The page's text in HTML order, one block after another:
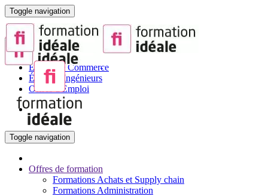
Toggle navigation
Sites partenaires :
BTS
Écoles de Commerce
Écoles d'Ingénieurs
Offres d'Emploi
Toggle navigation
Offres de formation
Formations Achats et Supply chain
Formations Administration